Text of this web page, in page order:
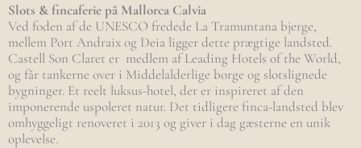
Slots & fincaferie på Mallorca Calvia
Ved foden af de UNESCO fredede La Tramuntana bjerge,
mellem Port Andraix og Deia ligger dette prægtige landsted.
Castell Son Claret er medlem af Leading Hotels of the World,
og får tankerne over i Middelalderlige borge og slotslignede
bygninger. Et reelt luksus-hotel, der er inspireret af den
imponerende uspoleret natur. Det tidligere finca-landsted blev
omhyggeligt renoveret i 2013 og giver i dag gæsterne en unik
oplevelse.